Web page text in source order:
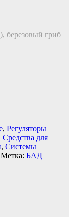
березовый гриб
, Регуляторы
, Средства для
, Системы
Метка: БАД